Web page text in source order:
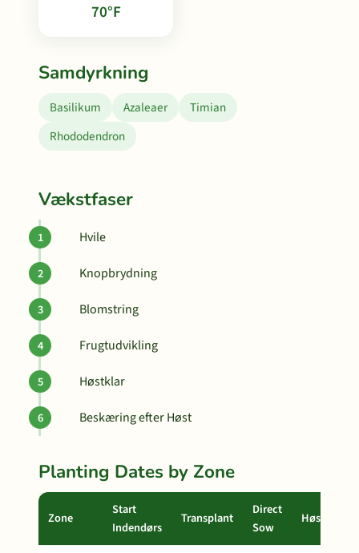
70°F
Samdyrkning
Basilikum Azaleaer
Timian
Rhododendron
Vækstfaser
Hvile
Knopbrydning
Blomstring
Frugtudvikling
Høstklar
Beskæring efter Høst
Planting Dates by Zone
Zone
Start
Indendørs
Transplant
Direct
Sow
Høst